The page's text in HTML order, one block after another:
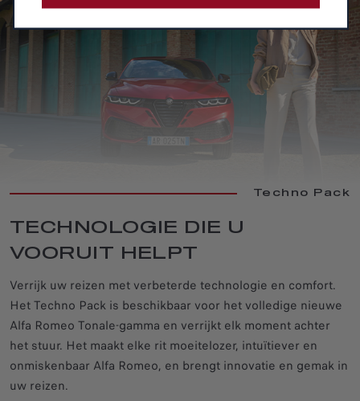
Techno Pack
TECHNOLOGIE DIE U
VOORUIT HELPT
Verrijk uw reizen met verbeterde technologie en comfort.
Het Techno Pack is beschikbaar voor het volledige nieuwe
Alfa Romeo Tonale-gamma en verrijkt elk moment achter
het stuur. Het maakt elke rit moeitelozer, intuïtiever en
onmiskenbaar Alfa Romeo, en brengt innovatie en gemak in
uw reizen.